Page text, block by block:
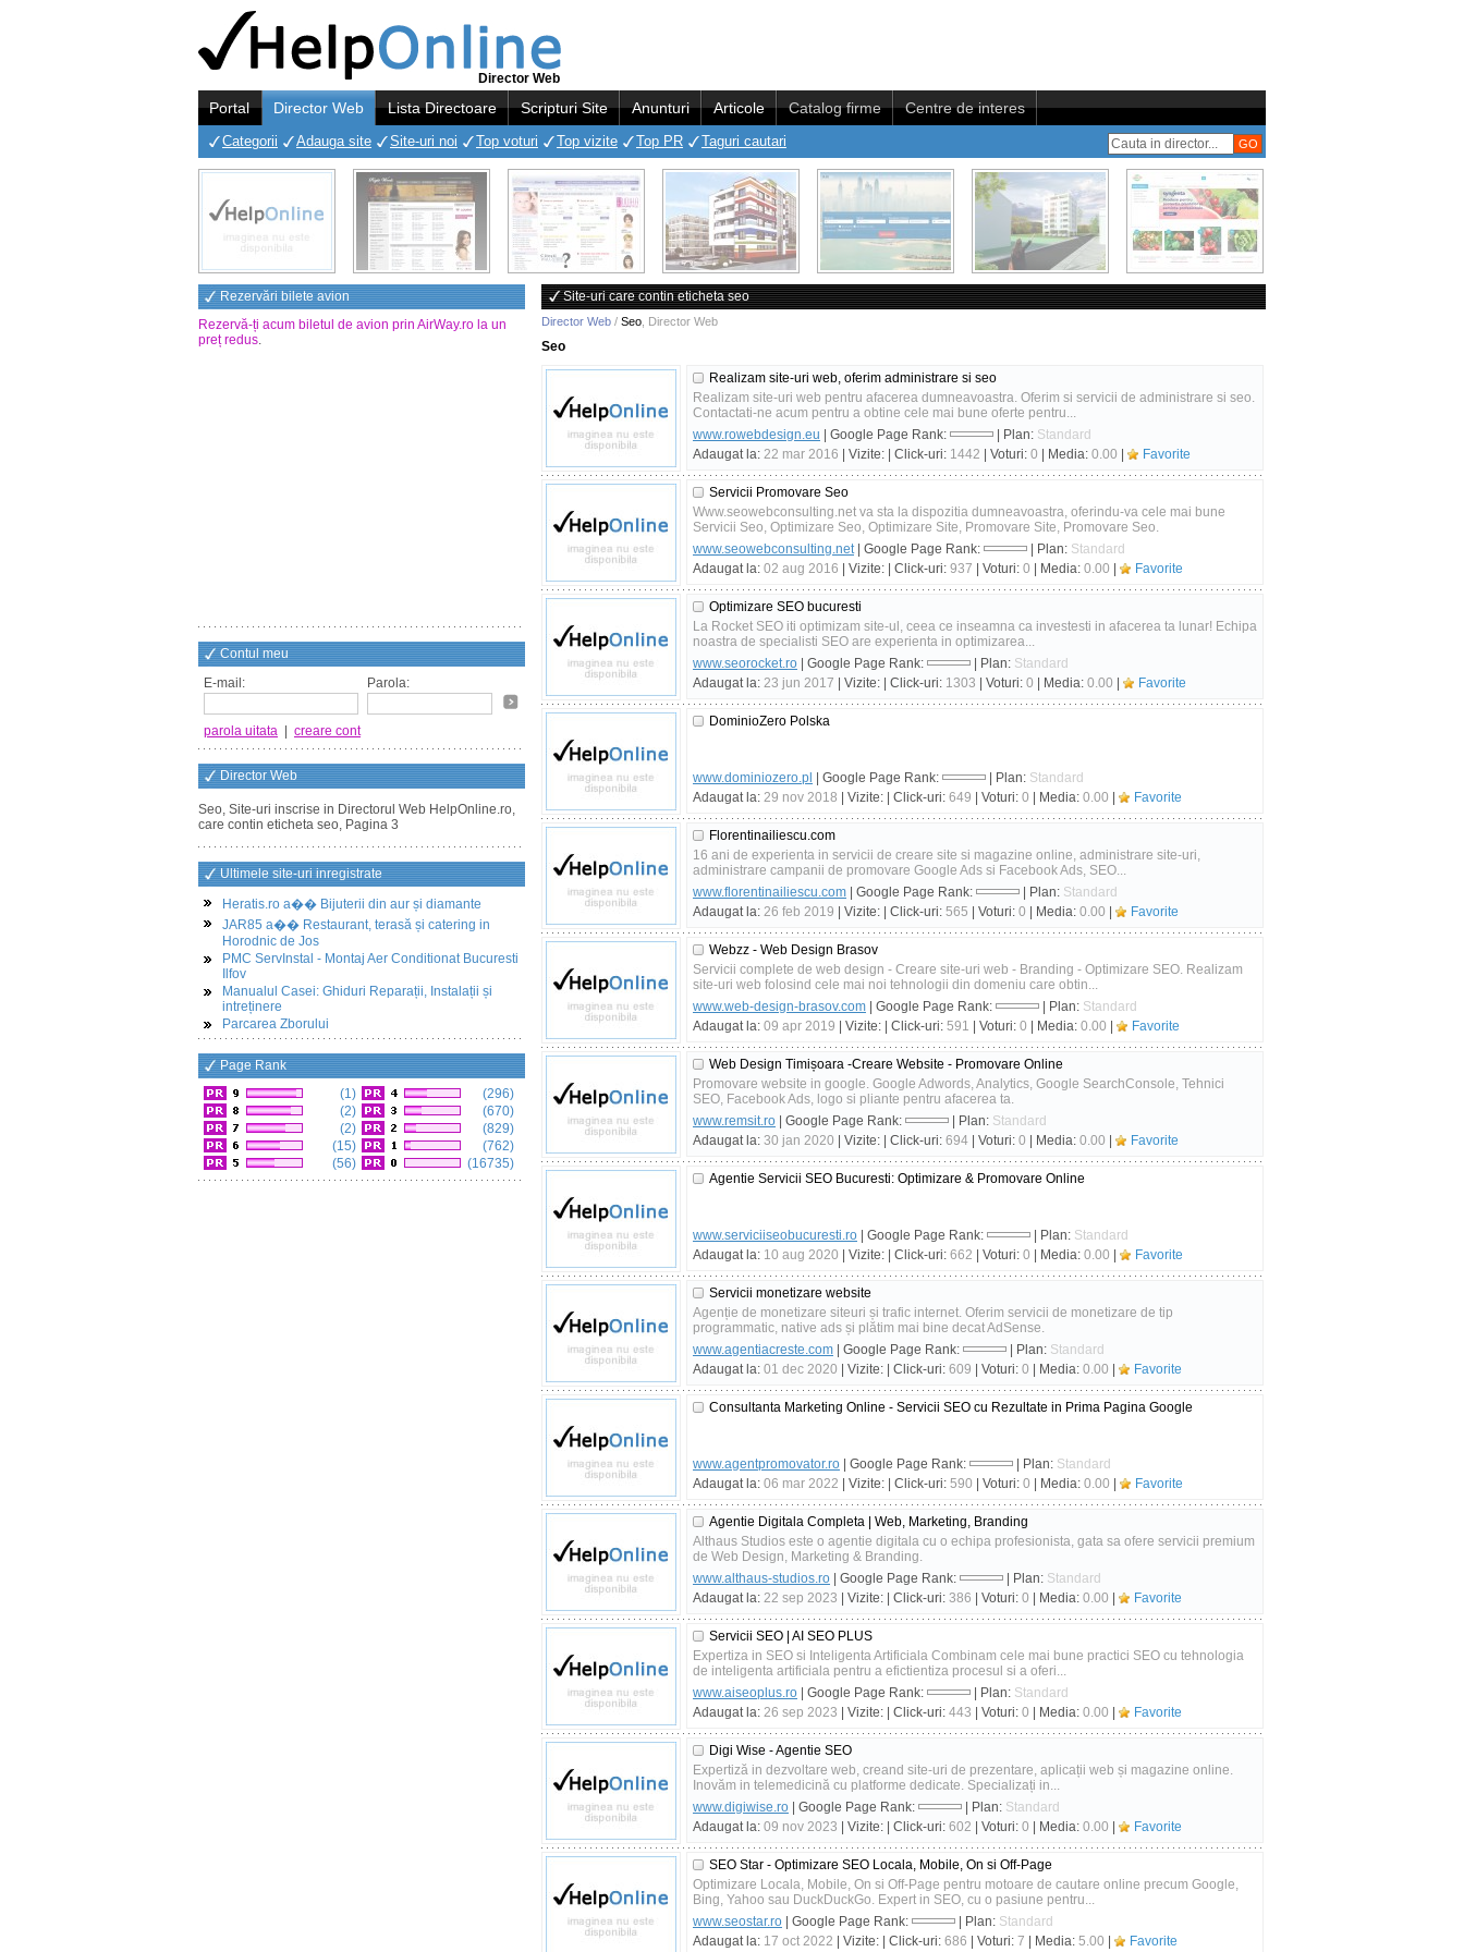
Director Web
Portal Director Web Lista Directoare Scripturi Site Anunturi Articole Catalog firme Centre de interes
Categorii Adauga site Site-uri noi Top voturi Top vizite Top PR Taguri cautari
Rezervări bilete avion
Rezervă-ți acum biletul de avion prin AirWay.ro la un
preț redus.
Contul meu
E-mail:
Parola:
parola uitata creare cont
Director Web
Seo, Site-uri inscrise in Directorul Web HelpOnline.ro,
care contin eticheta seo, Pagina 3
Ultimele site-uri inregistrate
Heratis.ro a�� Bijuterii din aur și diamante
JAR85 a�� Restaurant, terasă și catering in
Horodnic de Jos
PMC ServInstal - Montaj Aer Conditionat Bucuresti
Ilfov
Manualul Casei: Ghiduri Reparații, Instalații și
intreținere
Parcarea Zborului
Page Rank
(1)
(2)
(2)
(15)
(56)
(296)
(670)
(829)
(762)
(16735)
Site-uri care contin eticheta seo
Director Web / Seo Director Web
Seo
Realizam site-uri web, oferim administrare si seo
Realizam site-uri web pentru afacerea dumneavoastra. Oferim si servicii de administrare si seo.
Contactati-ne acum pentru a obtine cele mai bune oferte pentru...
www.rowebdesign.eu | Google Page Rank: | Plan: Standard
Adaugat la: 22 mar 2016 | Vizite: | Click-uri: 1442 | Voturi: 0 | Media: 0.00 Favorite
Servicii Promovare Seo
Www.seowebconsulting.net va sta la dispozitia dumneavoastra, oferindu-va cele mai bune
Servicii Seo, Optimizare Seo, Optimizare Site, Promovare Site, Promovare Seo.
www.seowebconsulting.net| Google Page Rank: | Plan: Standard
Adaugat la: 02 aug 2016 | Vizite: | Click-uri: 937 | Voturi: 0 | Media: 0.00 Favorite
Optimizare SEO bucuresti
La Rocket SEO iti optimizam site-ul, ceea ce inseamna ca investesti in afacerea ta lunar! Echipa
noastra de specialisti SEO are experienta in optimizarea...
www.seorocket.ro | Google Page Rank: | Plan: Standard
Adaugat la: 23 jun 2017 | Vizite: | Click-uri: 1303 | Voturi: 0 | Media: 0.00 Favorite
DominioZero Polska
www.dominiozero.pl | Google Page Rank: | Plan: Standard
Adaugat la: 29 nov 2018 | Vizite: | Click-uri: 649 | Voturi: 0 | Media: 0.00 Favorite
Florentinailiescu.com
16 ani de experienta in servicii de creare site si magazine online, administrare site-uri,
administrare campanii de promovare Google Ads si Facebook Ads, SEO...
www.florentinailiescu.com | Google Page Rank: | Plan: Standard
Adaugat la: 26 feb 2019 | Vizite: | Click-uri: 565 | Voturi: 0 | Media: 0.00 Favorite
Webzz - Web Design Brasov
Servicii complete de web design - Creare site-uri web - Branding - Optimizare SEO. Realizam
site-uri web folosind cele mai noi tehnologii din domeniu care obtin...
www.web-design-brasov.com | Google Page Rank: | Plan: Standard
Adaugat la: 09 apr 2019 | Vizite: | Click-uri: 591 | Voturi: 0 | Media: 0.00 Favorite
Web Design Timișoara -Creare Website - Promovare Online
Promovare website in google. Google Adwords, Analytics, Google SearchConsole, Tehnici
SEO, Facebook Ads, logo si pliante pentru afacerea ta.
www.remsit.ro | Google Page Rank: | Plan: Standard
Adaugat la: 30 jan 2020 | Vizite: | Click-uri: 694 | Voturi: 0 | Media: 0.00 Favorite
Agentie Servicii SEO Bucuresti: Optimizare & Promovare Online
www.serviciiseobucuresti.ro | Google Page Rank: | Plan: Standard
Adaugat la: 10 aug 2020 | Vizite: | Click-uri: 662 | Voturi: 0 | Media: 0.00 Favorite
Servicii monetizare website
Agenție de monetizare siteuri și trafic internet. Oferim servicii de monetizare de tip
programmatic, native ads și plătim mai bine decat AdSense.
www.agentiacreste.com | Google Page Rank: | Plan: Standard
Adaugat la: 01 dec 2020 | Vizite: | Click-uri: 609 | Voturi: 0 | Media: 0.00 Favorite
Consultanta Marketing Online - Servicii SEO cu Rezultate in Prima Pagina Google
www.agentpromovator.ro | Google Page Rank: | Plan: Standard
Adaugat la: 06 mar 2022 | Vizite: | Click-uri: 590 | Voturi: 0 | Media: 0.00 Favorite
Agentie Digitala Completa | Web, Marketing, Branding
Althaus Studios este o agentie digitala cu o echipa profesionista, gata sa ofere servicii premium
de Web Design, Marketing & Branding.
www.althaus-studios.ro | Google Page Rank: | Plan: Standard
Adaugat la: 22 sep 2023 | Vizite: | Click-uri: 386 | Voturi: 0 | Media: 0.00 Favorite
Servicii SEO | AI SEO PLUS
Expertiza in SEO si Inteligenta Artificiala Combinam cele mai bune practici SEO cu tehnologia
de inteligenta artificiala pentru a efictientiza procesul si a oferi...
www.aiseoplus.ro | Google Page Rank: | Plan: Standard
Adaugat la: 26 sep 2023 | Vizite: | Click-uri: 443 | Voturi: 0 | Media: 0.00 Favorite
Digi Wise - Agentie SEO
Expertiză in dezvoltare web, creand site-uri de prezentare, aplicații web și magazine online.
Inovăm in telemedicină cu platforme dedicate. Specializați in...
www.digiwise.ro | Google Page Rank: | Plan: Standard
Adaugat la: 09 nov 2023 | Vizite: | Click-uri: 602 | Voturi: 0 | Media: 0.00 Favorite
SEO Star - Optimizare SEO Locala, Mobile, On si Off-Page
Optimizare Locala, Mobile, On si Off-Page pentru motoare de cautare online precum Google,
Bing, Yahoo sau DuckDuckGo. Expert in SEO, cu o pasiune pentru...
www.seostar.ro | Google Page Rank: | Plan: Standard
Adaugat la: 17 oct 2022 | Vizite: | Click-uri: 686 | Voturi: 7 | Media: 5.00 Favorite